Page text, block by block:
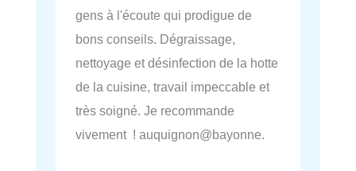
gens à l'écoute qui prodigue de
bons conseils. Dégraissage,
nettoyage et désinfection de la hotte
de la cuisine, travail impeccable et
très soigné. Je recommande
vivement ! auquignon@bayonne.